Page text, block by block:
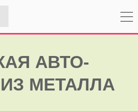
АВТО-
МЕТАЛЛА